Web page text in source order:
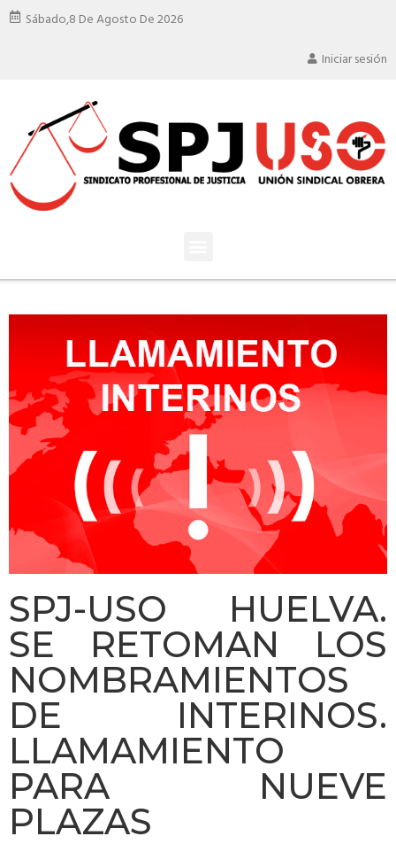
Sábado,8 De Agosto De 2026
Iniciar sesión
SPJ-USO HUELVA.
SE RETOMAN LOS
NOMBRAMIENTOS
DE INTERINOS.
LLAMAMIENTO
PARA NUEVE
PLAZAS